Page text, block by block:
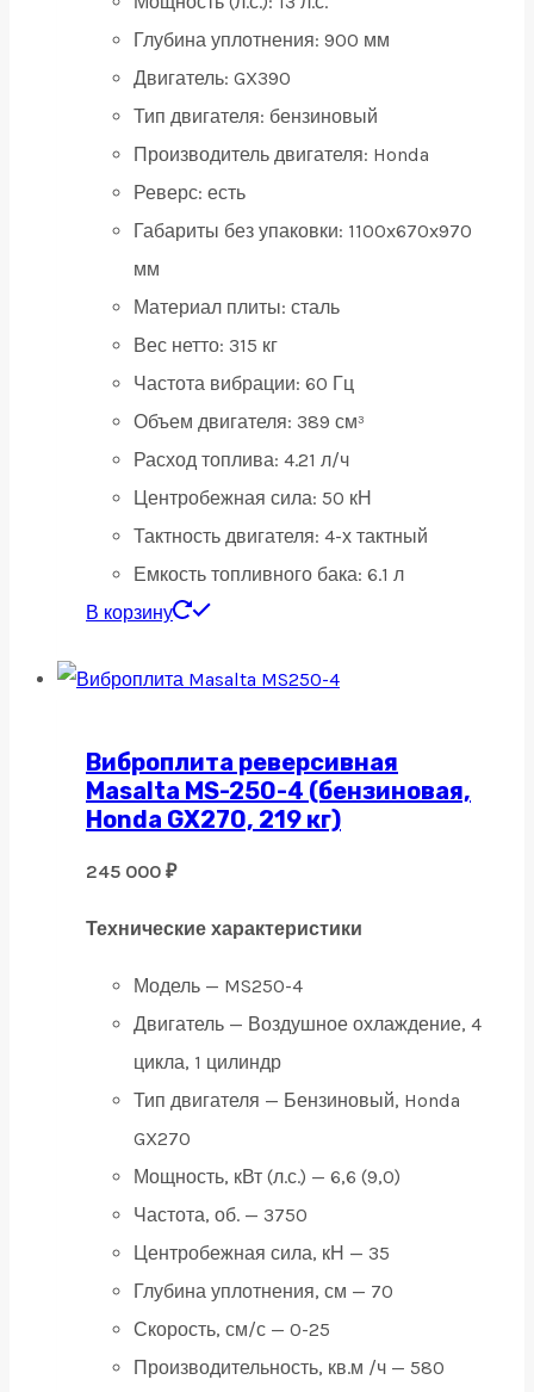
Глубина уплотнения: 900 мм
Двигатель: GX390
Тип двигателя: бензиновый
Производитель двигателя: Honda
Реверс: есть
Габариты без упаковки: 1100x670x970
мм
Материал плиты: сталь
Вес нетто: 315 кг
Частота вибрации: 60 Гц
Объем двигателя: 389 см³
Расход топлива: 4.21 л/ч
Центробежная сила: 50 кН
Тактность двигателя: 4-х тактный
Емкость топливного бака: 6.1 л
В корзину
Виброплита реверсивная
Masalta MS-250-4 (бензиновая,
Honda GX270, 219 кг)
245 000 ₽
Технические характеристики
Модель — MS250-4
Двигатель — Воздушное охлаждение, 4
цикла, 1 цилиндр
Тип двигателя — Бензиновый, Honda
GX270
Мощность, кВт (л.с.) — 6,6 (9,0)
Частота, об. — 3750
Центробежная сила, кН — 35
Глубина уплотнения, см — 70
Скорость, см/с — 0-25
Производительность, кв.м /ч — 580